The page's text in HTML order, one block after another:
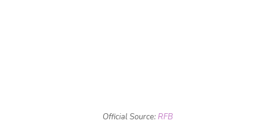
Official Source:RFB